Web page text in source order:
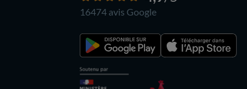
16474 avis Google